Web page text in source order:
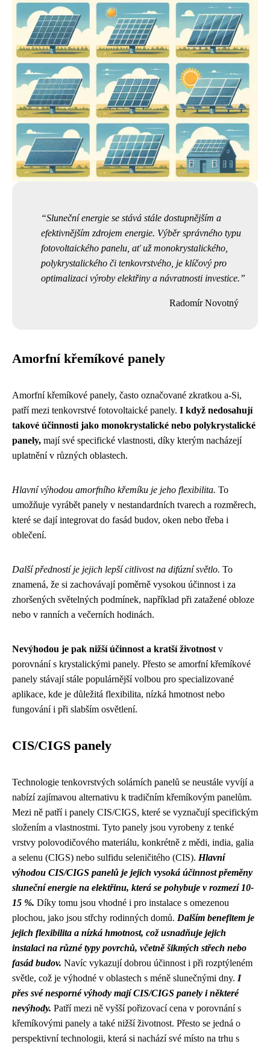
Sluneční energie se stává stále dostupnějším a
efektivnějším zdrojem energie. Výběr správného typu
fotovoltaického panelu, ať už monokrystalického,
polykrystalického či tenkovrstvého, je klíčový pro
optimalizaci výroby elektřiny a návratnosti investice.
Radomír Novotný
Amorfní křemíkové panely
Amorfní křemíkové panely, často označované zkratkou a-Si,
patří mezi tenkovrstvé fotovoltaické panely. I když nedosahují
takové účinnosti jako monokrystalické nebo polykrystalické
panely, mají své specifické vlastnosti, díky kterým nacházejí
uplatnění v různých oblastech.
Hlavní výhodou amorfního křemíku je jeho flexibilita. To
umožňuje vyrábět panely v nestandardních tvarech a rozměrech,
které se dají integrovat do fasád budov, oken nebo třeba i
oblečení.
Další předností je jejich lepší citlivost na difúzní světlo. To
znamená, že si zachovávají poměrně vysokou účinnost i za
zhoršených světelných podmínek, například při zatažené obloze
nebo v ranních a večerních hodinách.
Nevýhodou je pak nižší účinnost a kratší životnost v
porovnání s krystalickými panely. Přesto se amorfní křemíkové
panely stávají stále populárnější volbou pro specializované
aplikace, kde je důležitá flexibilita, nízká hmotnost nebo
fungování i při slabším osvětlení.
CIS/CIGS panely
Technologie tenkovrstvých solárních panelů se neustále vyvíjí a
nabízí zajímavou alternativu k tradičním křemíkovým panelům.
Mezi ně patří i panely CIS/CIGS, které se vyznačují specifickým
složením a vlastnostmi. Tyto panely jsou vyrobeny z tenké
vrstvy polovodičového materiálu, konkrétně z mědi, india, galia
a selenu (CIGS) nebo sulfidu seleničitého (CIS). Hlavní
výhodou CIS/CIGS panelů je jejich vysoká účinnost přeměny
sluneční energie na elektřinu, která se pohybuje v rozmezí 10-
15 %. Díky tomu jsou vhodné i pro instalace s omezenou
plochou, jako jsou střchy rodinných domů. Dalším benefitem je
jejich flexibilita a nízká hmotnost, což usnadňuje jejich
instalaci na různé typy povrchů, včetně šikmých střech nebo
fasád budov. Navíc vykazují dobrou účinnost i při rozptýleném
světle, což je výhodné v oblastech s méně slunečnými dny. I
přes své nesporné výhody mají CIS/CIGS panely i některé
nevýhody. Patří mezi ně vyšší pořizovací cena v porovnání s
křemíkovými panely a také nižší životnost. Přesto se jedná o
perspektivní technologii, která si nachází své místo na trhu s